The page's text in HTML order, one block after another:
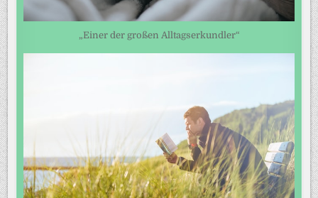
„Einer der großen Alltagserkundler“